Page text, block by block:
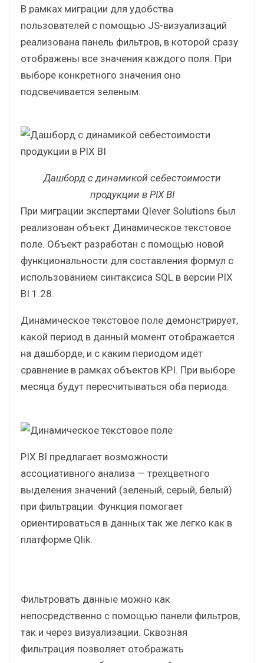
рефакторинг визуализаций: изменено
расположение некоторых визуализаций,
цветовое решение и ряд объектов.
Функционально все элементы листов в Qlik и в
PIX BI абсолютно идентичны.
реализована панель фильтров, в которой сразу
отображены все значения каждого поля. При
подсвечивается зеленым.
Дашборд с динамикой себестоимости
реализован объект Динамическое текстовое
поле. Объект разработан с помощью новой
функциональности для составления формул с
использованием синтаксиса SQL в версии PIX
BI 1.28.
какой период в данный момент отображается
сравнение в рамках объектов KPI. При выборе
месяца будут пересчитываться оба периода.
при фильтрации. Функция помогает
ориентироваться в данных так же легко как в
платформе Qlik.